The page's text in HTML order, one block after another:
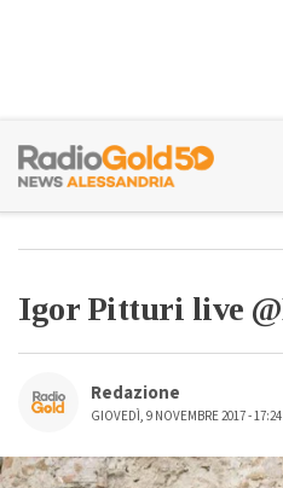
Igor Pitturi live
Redazione
GIOVEDÌ, 9 NOVEMBRE 2017 - 17:24